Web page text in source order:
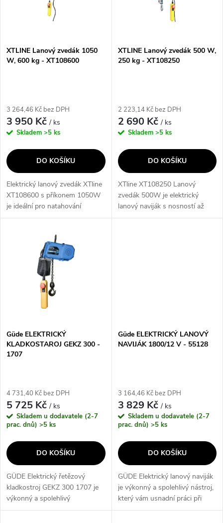
p
o
d
u
k
t
s
p
o
d
u
k
t
XTLINE Lanový zvedák 1050
W, 600 kg - XT108600
3 264,46 Kč bez DPH
3 950 Kč/ ks
Skladem >5 ks
DO KOŠÍKU
Elektrický lanový zvedák XTline
XT108600 s příkonem 1050W
je ideální pro natahování
břemen na přívěsy a svislé
pevných břemen. Díky
maximální nosnosti...
XTLINE Lanový zvedák 500 W,
250 kg - XT108250
2 223,14 Kč bez DPH
2 690 Kč/ ks
Skladem >5 ks
DO KOŠÍKU
XTline XT108250 Lanový
zvedák 500W je elektrický
lanový naviják s nosností až
250 kg, který je ideální pro
Güde ELEKTRICKÝ
KLADKOSTAROJ GEKZ 300 -
1707
4 731,40 Kč bez DPH
5 725 Kč/ ks
Skladem u dodavatele (2-7
prac. dnů) >5 ks
DO KOŠÍKU
GÜDE Elektrický řetězový
kladkostroj GEKZ 300 1707 je
výkonný a spolehlivý
kladkostroj, který umožňuje
Güde ELEKTRICKÝ LANOVÝ
NAVIJÁK 1800/12 V - 55128
3 164,46 Kč bez DPH
3 829 Kč/ ks
Skladem u dodavatele (2-7
prac. dnů) >5 ks
DO KOŠÍKU
GÜDE Elektrický lanový naviják
je výkonný a spolehlivý nástroj,
který vám usnadní práci při
zvedání a přenášení těžkých